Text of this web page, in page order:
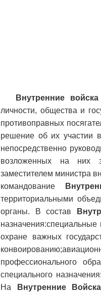
Внутренние войска
личности, общества и
противоправных
решение об их участии
непосредственно
возложенных на них
заместителем министра
командование
территориальными
органы. В состав
охране важных
профессионального
специального
На
Внутренние Войска